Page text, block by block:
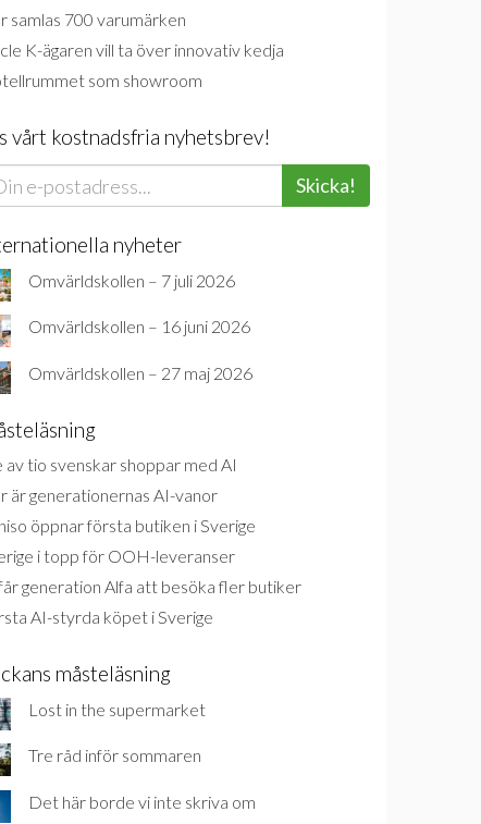
samlas 700 varumärken
K-ägaren vill ta över innovativ kedja
som showroom
vårt kostnadsfria nyhetsbrev!
Skicka!
nyheter
Omvärldskollen – 7 juli 2026
Omvärldskollen – 16 juni 2026
Omvärldskollen – 27 maj 2026
av tio svenskar shoppar med AI
är generationernas AI-vanor
öppnar första butiken i Sverige
i topp för OOH-leveranser
generation Alfa att besöka fler butiker
AI-styrda köpet i Sverige
måsteläsning
Lost in the supermarket
Tre råd inför sommaren
Det här borde vi inte skriva om